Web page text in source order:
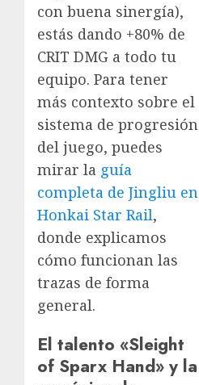
con buena sinergía),
estás dando +80% de
CRIT DMG a todo tu
equipo. Para tener
más contexto sobre el
sistema de progresión
del juego, puedes
mirar la guía
completa de Jingliu en
Honkai Star Rail,
donde explicamos
cómo funcionan las
trazas de forma
general.
El talento «Sleight
of Sparx Hand» y la